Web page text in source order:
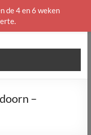
–
de 4 en 6 weken